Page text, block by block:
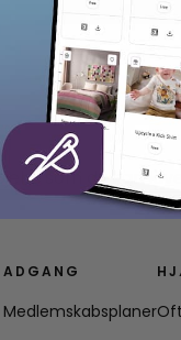
som du kan
ADGANG
Medlemskabsplaner